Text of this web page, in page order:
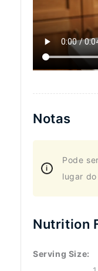
Notas
Pode
lugar
Nutrition
Serving Size: